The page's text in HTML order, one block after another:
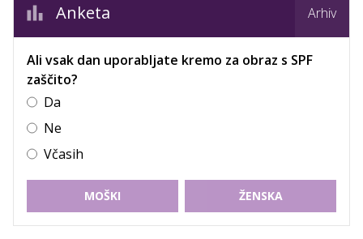
Anketa Arhiv
Ali vsak dan uporabljate kremo za obraz s SPF
zaščito?
Da
Ne
Včasih
MOŠKI ŽENSKA